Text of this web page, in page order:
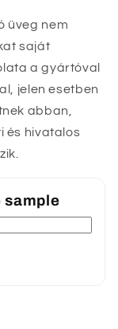
üveg nem
saját
a gyártóval
jelen esetben
abban,
és hivatalos
sample